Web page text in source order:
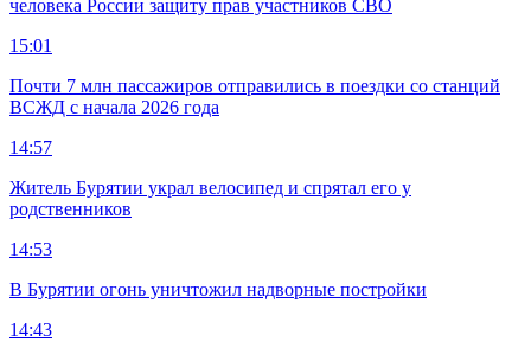
человека России защиту прав участников СВО
15:01
Почти 7 млн пассажиров отправились в поездки со станций
ВСЖД с начала 2026 года
14:57
Житель Бурятии украл велосипед и спрятал его у
родственников
14:53
В Бурятии огонь уничтожил надворные постройки
14:43